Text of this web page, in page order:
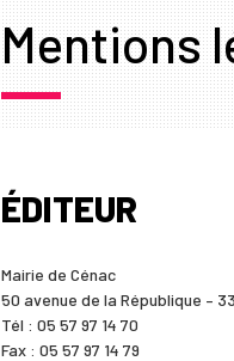
Mentions
ÉDITEUR
Mairie de Cénac
50 avenue de la République –
Tél : 05 57 97 14 70
Fax : 05 57 97 14 79